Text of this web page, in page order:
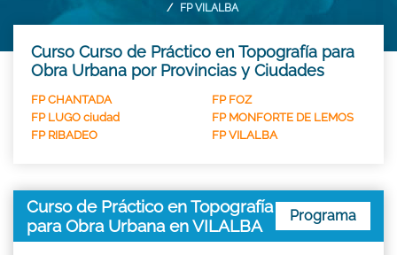
FP VILALBA
Curso Curso de Práctico en Topografía para
Obra Urbana por Provincias y Ciudades
FP CHANTADA
FP FOZ
FP LUGO ciudad
FP MONFORTE DE LEMOS
FP RIBADEO
FP VILALBA
Curso de Práctico en Topografía
para Obra Urbana en VILALBA
Programa